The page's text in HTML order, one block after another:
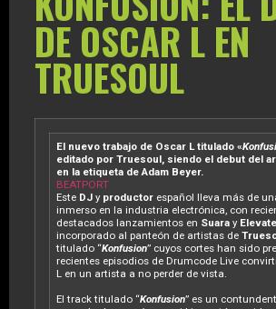
DE OSCAR L EN
TRUESOUL
El nuevo trabajo de Oscar L titulado «
editado por Truesoul, siendo el debut del
en la etiqueta de Adam Beyer.
BEATPORT
Este DJ y productor español lleva más de
inmerso en la industria electrónica, con
destacados lanzamientos en Suara y Elevate
incorporado al panteón de artistas de
titulado “Konfusion” cuyos cortes han sido
recientes episodios de Drumcode Live
L en un artista a no perder de vista.
El track titulado “Konfusion” es un